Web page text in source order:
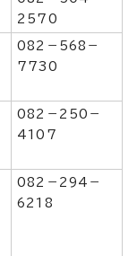
2570
082－568－
7730
082－250－
4107
082－294－
6218